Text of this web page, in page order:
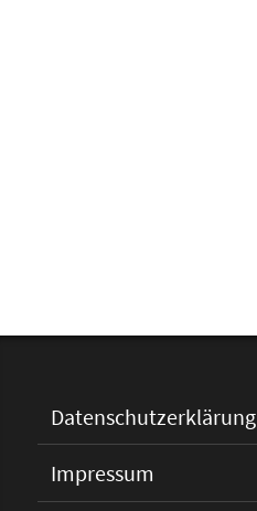
Datenschutzerklärung
Impressum